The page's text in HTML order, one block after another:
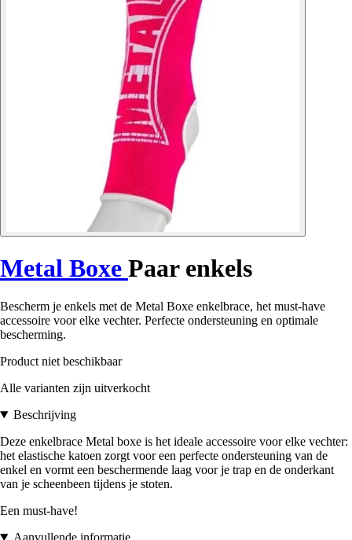
Metal Boxe Paar enkels
Bescherm je enkels met de Metal Boxe enkelbrace, het must-have
accessoire voor elke vechter. Perfecte ondersteuning en optimale
bescherming.
Product niet beschikbaar
Alle varianten zijn uitverkocht
Beschrijving
Deze enkelbrace Metal boxe is het ideale accessoire voor elke vechter:
het elastische katoen zorgt voor een perfecte ondersteuning van de
enkel en vormt een beschermende laag voor je trap en de onderkant
van je scheenbeen tijdens je stoten.
Een must-have!
Aanvullende informatie